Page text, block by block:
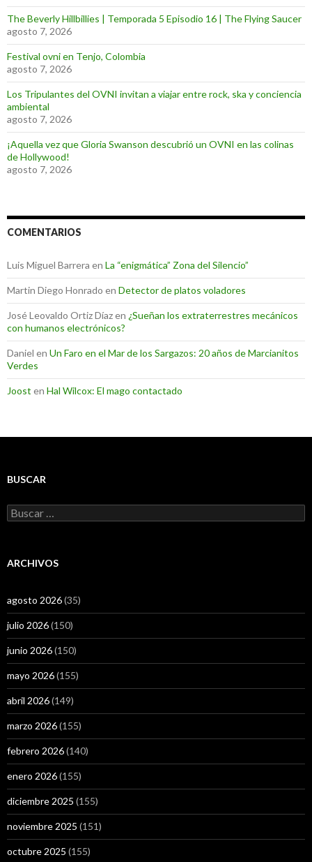
The Beverly Hillbillies | Temporada 5 Episodio 16 | The Flying Saucer
agosto 7, 2026
Festival ovni en Tenjo, Colombia
agosto 7, 2026
Los Tripulantes del OVNI invitan a viajar entre rock, ska y conciencia
ambiental
agosto 7, 2026
¡Aquella vez que Gloria Swanson descubrió un OVNI en las colinas
de Hollywood!
agosto 7, 2026
COMENTARIOS
Luis Miguel Barrera en La “enigmática” Zona del Silencio”
Martin Diego Honrado en Detector de platos voladores
José Leovaldo Ortiz Díazen ¿Sueñan los extraterrestres mecánicos
con humanos electrónicos?
Daniel en Un Faro en el Mar de los Sargazos: 20 años de Marcianitos
Verdes
Joost en Hal Wilcox: El mago contactado
BUSCAR
Buscar:
ARCHIVOS
agosto 2026(35)
julio 2026(150)
junio 2026(150)
mayo 2026(155)
abril 2026(149)
marzo 2026(155)
febrero 2026(140)
enero 2026(155)
diciembre 2025 (155)
noviembre 2025 (151)
octubre 2025 (155)